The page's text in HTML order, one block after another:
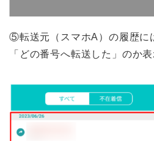
⑤転送元（スマホA）の履歴に
「どの番号へ転送した」のか